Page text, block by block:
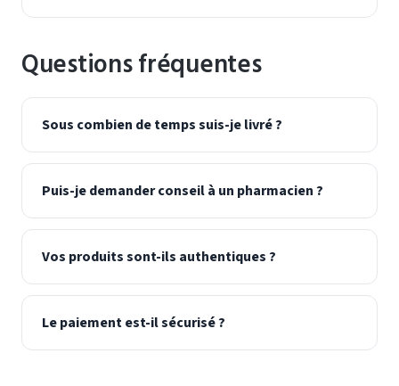
Questions fréquentes
Sous combien de temps suis-je livré ?
Puis-je demander conseil à un pharmacien ?
Vos produits sont-ils authentiques ?
Le paiement est-il sécurisé ?